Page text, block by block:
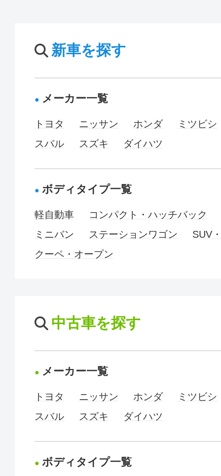
新車を探す
メーカー一覧
トヨタ ニッサン ホンダ
ミツビシ
スバル
スズキ ダイハツ
ボディタイプ一覧
軽自動車
コンパクト・ハッチバック
ミニバン
ステーションワゴン
SUV
クーペ・オープン
中古車を探す
メーカー一覧
トヨタ ニッサン ホンダ
ミツビシ
スバル
スズキ ダイハツ
ボディタイプ一覧